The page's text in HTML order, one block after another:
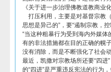
《关于进一步治理佛教道教商业
打压利用，主要是对基督宗教
思想是异己的”，要“遏制宗教，
“当这种粗暴行为受到海内外媒
有的非法措施都在目的正确的幌
没有消除，而是不断强化了社会
最近，凯撒对宗教场所还要“四
的“四进”是严重违反宪法的行为